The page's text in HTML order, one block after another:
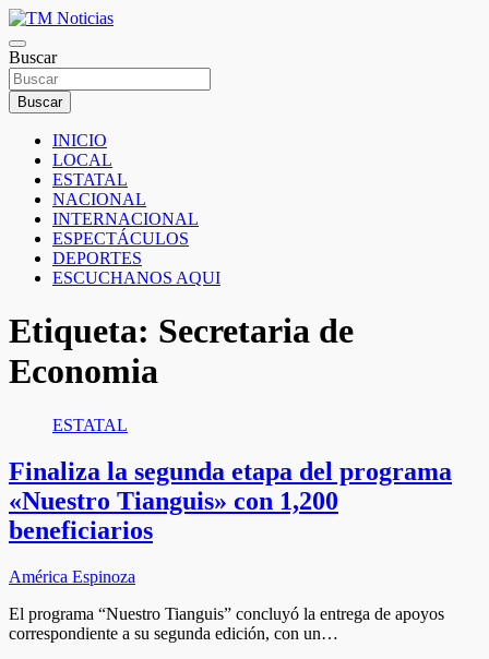
Saltar
al
contenido
TM Noticias
TM Noticias
Buscar
Buscar
INICIO
LOCAL
ESTATAL
NACIONAL
INTERNACIONAL
ESPECTÁCULOS
DEPORTES
ESCUCHANOS AQUI
Etiqueta: Secretaria de
Economia
ESTATAL
Finaliza la segunda etapa del programa
«Nuestro Tianguis» con 1,200
beneficiarios
América Espinoza
El programa “Nuestro Tianguis” concluyó la entrega de apoyos
correspondiente a su segunda edición, con un…